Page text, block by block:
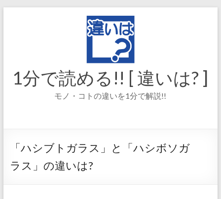
1分で読める!! [ 違いは? ]
モノ・コトの違いを1分で解説!!
「ハシブトガラス」と「ハシボソガ
ラス」の違いは?